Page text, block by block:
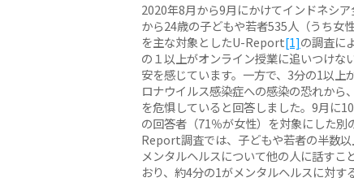
2020年8月から9月にかけてインドネシ
から24歳の子どもや若者535人（うち女性
を主な対象としたU-Report[1]の調査に
の１以上がオンライン授業に追いつけな
安を感じています。一方で、3分の1以上
ロナウイルス感染症への感染の恐れから
を危惧していると回答しました。9月に
の回答者（71％が女性）を対象にした別
Report調査では、子どもや若者の半数以
メンタルヘルスについて他の人に話すこ
おり、約4分の1がメンタルヘルスに対